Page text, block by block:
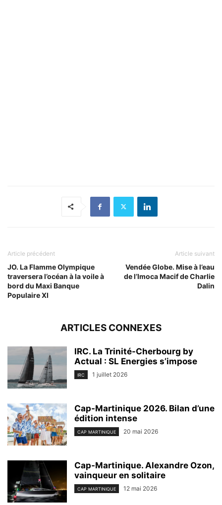
Article précédent
JO. La Flamme Olympique
traversera l’océan à la voile à
bord du Maxi Banque
Populaire XI
Article suivant
Vendée Globe. Mise à l’eau
de l’Imoca Macif de Charlie
Dalin
ARTICLES CONNEXES
IRC. La Trinité-Cherbourg by
Actual : SL Energies s’impose
IRC 1 juillet 2026
Cap-Martinique 2026. Bilan d’une
édition intense
CAP MARTINIQUE 20 mai 2026
Cap-Martinique. Alexandre Ozon,
vainqueur en solitaire
CAP MARTINIQUE 12 mai 2026